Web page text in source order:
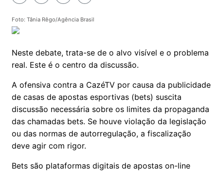
Foto: Tânia Rêgo/Agência Brasil
Neste debate, trata-se de o alvo visível e o problema
real. Este é o centro da discussão.
A ofensiva contra a CazéTV por causa da publicidade
de casas de apostas esportivas (bets) suscita
discussão necessária sobre os limites da propaganda
das chamadas bets. Se houve violação da legislação
ou das normas de autorregulação, a fiscalização
deve agir com rigor.
Bets são plataformas digitais de apostas on-line